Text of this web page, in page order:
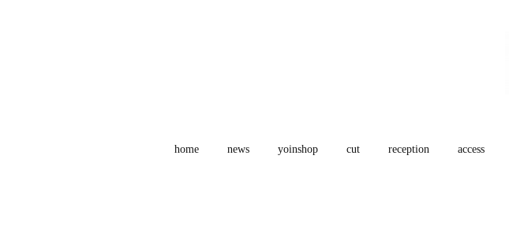
home news yoinshop cut reception access